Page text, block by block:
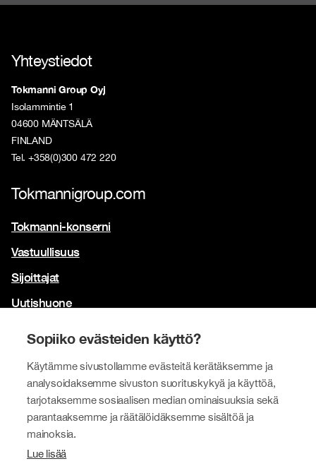
Sopiiko evästeiden käyttö?
Käytämme sivustollamme evästeitä kerätäksemme ja
analysoidaksemme sivuston suorituskykyä ja käyttöä,
tarjotaksemme sosiaalisen median ominaisuuksia sekä
parantaaksemme ja räätälöidäksemme sisältöä ja
mainoksia.
Lue lisää
Yhteystiedot
Tokmanni Group Oyj
Isolammintie 1
04600 MÄNTSÄLÄ
FINLAND
Tel. +358(0)300 472 220
Tokmannigroup.com
Tokmanni-konserni
Vastuullisuus
Sijoittajat
Uutishuone
Brändimme
Tokmanni
SPAR Suomi
Click Shoes ja Shoe House
Dollarstore